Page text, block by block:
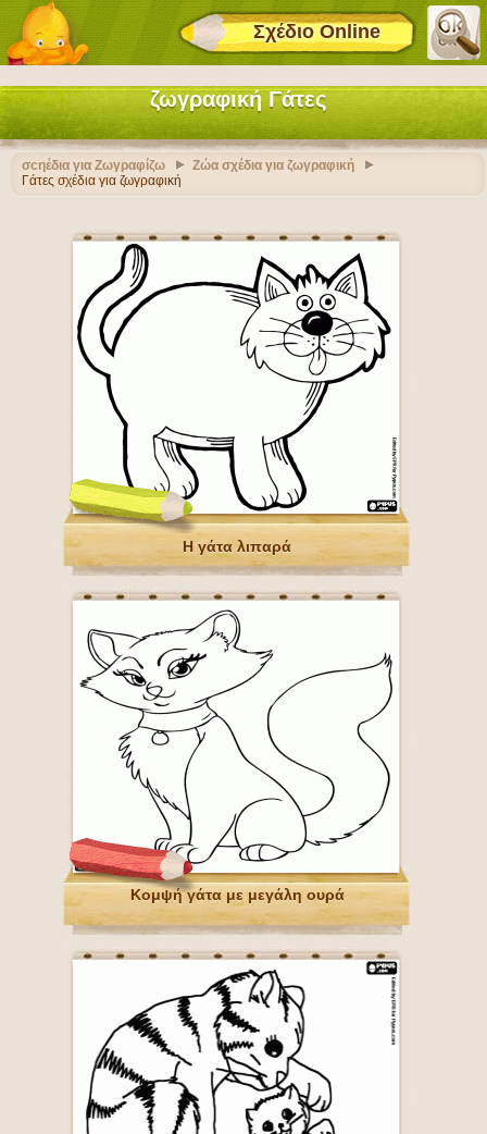
Σχέδιο Online
ζωγραφική Γάτες
σcηέδια για Ζωγραφίζω
Ζώα σχέδια για ζωγραφική
Γάτες σχέδια για ζωγραφική
Η γάτα λιπαρά
Κομψή γάτα με μεγάλη ουρά